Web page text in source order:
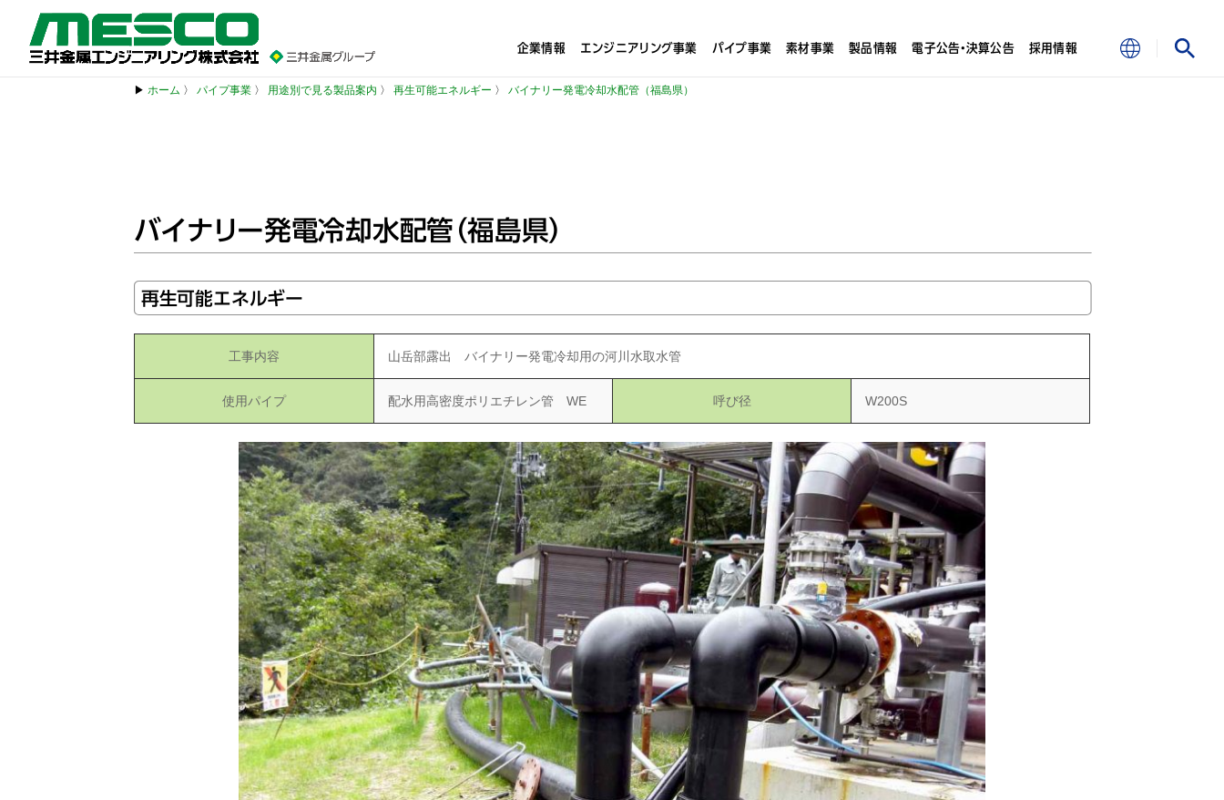
企業情報 エンジニアリング事業 パイプ事業 素材事業 製品情報 電子公告・決算公告 採用情報
▶ ホーム 〉 パイプ事業 〉 用途別で見る製品案内 〉 再生可能エネルギー 〉 バイナリー発電冷却水配管（福島県）
バイナリー発電冷却水配管（福島県）
再生可能エネルギー
工事内容 山岳部露出 バイナリー発電冷却用の河川水取水管
使用パイプ 配水用高密度ポリエチレン管 WE 呼び径 W200S